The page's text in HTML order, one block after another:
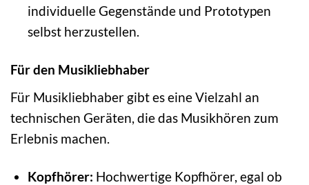
individuelle Gegenstände und Prototypen
selbst herzustellen.
Für den Musikliebhaber
Für Musikliebhaber gibt es eine Vielzahl an
technischen Geräten, die das Musikhören zum
Erlebnis machen.
Kopfhörer: Hochwertige Kopfhörer, egal ob